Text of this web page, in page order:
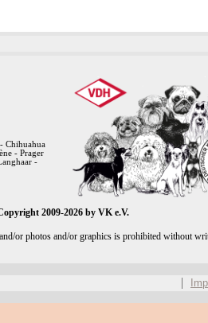
Chihuahua
- Prager
-
2009-2026 by VK e.V.
or photos and/or graphics is prohibited without